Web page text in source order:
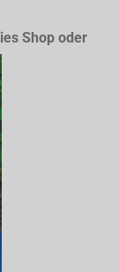
Shop oder